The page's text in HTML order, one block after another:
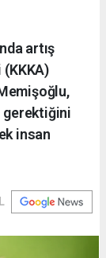
artış
(KKKA)
gerektiğini
insan